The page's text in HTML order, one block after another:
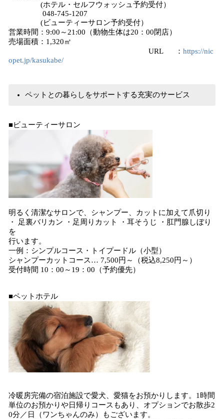
(ホテル・セルフウォッシュ予約受付）
048-745-1207
(ビューティーサロン予約受付）
営業時間：9:00～21:00（動物生体は20：00閉店）
売場面積：1,320㎡
URL ： https://nic
opet.jp/kasukabe/
ペットとの暮らしをサポートする充実のサービス
■ビューティーサロン
明るく清潔なサロンで、シャンプー、カットに加えて爪切り
・ 足裏バリカン ・足周りカット ・耳そうじ ・肛門腺しぼり
を
行います。
一例：シンプルコース・トイプードル（小型）
シャンプーカットコース… 7,500円～（税込8,250円～）
受付時間 10：00～19：00（予約優先）
■ペットホテル
冷暖房完備の宿泊施設で愛犬、愛猫をお預かりします。1時間
単位のお預かりや日帰りコースもあり、オプションでお散歩2
0分／日（ワンちゃんのみ）もございます。